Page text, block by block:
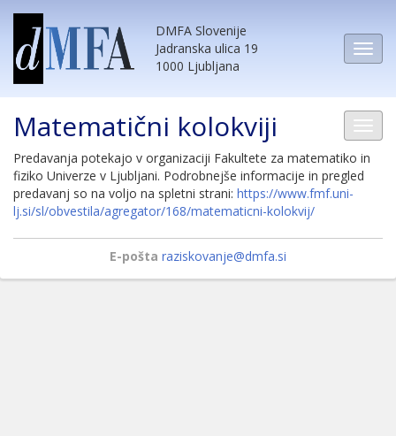
DMFA Slovenije
Jadranska ulica 19
1000 Ljubljana
Matematični kolokviji
Predavanja potekajo v organizaciji Fakultete za matematiko in
fiziko Univerze v Ljubljani. Podrobnejše informacije in pregled
predavanj so na voljo na spletni strani: https://www.fmf.uni-
lj.si/sl/obvestila/agregator/168/matematicni-kolokvij/
E-pošta raziskovanje@dmfa.si